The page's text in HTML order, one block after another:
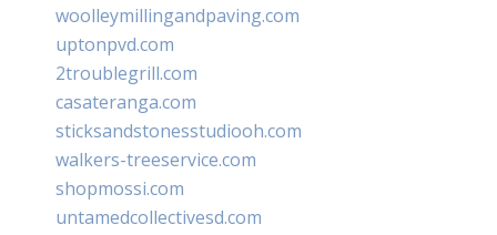
woolleymillingandpaving.com
uptonpvd.com
2troublegrill.com
casateranga.com
sticksandstonesstudiooh.com
walkers-treeservice.com
shopmossi.com
untamedcollectivesd.com